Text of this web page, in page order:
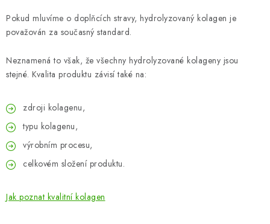
Pokud mluvíme o doplňcích stravy, hydrolyzovaný kolagen je
považován za současný standard.
Neznamená to však, že všechny hydrolyzované kolageny jsou
stejné. Kvalita produktu závisí také na:
zdroji kolagenu,
typu kolagenu,
výrobním procesu,
celkovém složení produktu.
Jak poznat kvalitní kolagen